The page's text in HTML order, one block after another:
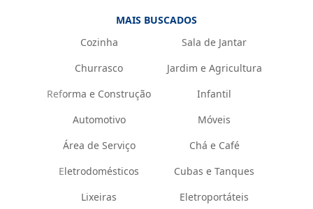
MAIS BUSCADOS
Cozinha
Sala de Jantar
Churrasco
Jardim e Agricultura
Reforma e Construção
Infantil
Automotivo
Móveis
Área de Serviço
Chá e Café
Eletrodomésticos
Cubas e Tanques
Lixeiras
Eletroportáteis